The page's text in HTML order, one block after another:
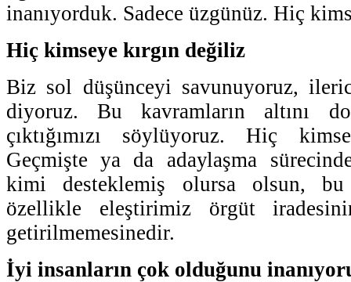
inanıyorduk. Sadece üzgünüz. Hiç
Hiç kimseye kırgın değiliz
Biz sol düşünceyi savunuyoruz,
diyoruz. Bu kavramların altını
çıktığımızı söylüyoruz. Hiç
Geçmişte ya da adaylaşma
kimi desteklemiş olursa olsun,
özellikle eleştirimiz örgüt
getirilmemesinedir.
İyi insanların çok olduğunu